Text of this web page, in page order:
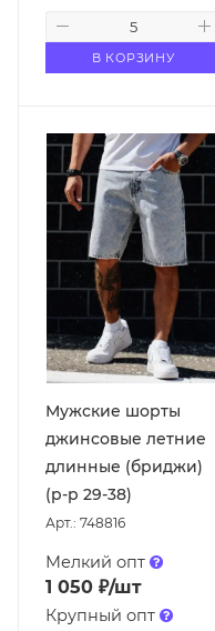
В КОРЗИНУ
Мужские шорты
джинсовые летние
длинные (бриджи)
(р-р 29-38)
Арт.: 748816
Мелкий опт
1 050 ₽/шт
Крупный опт